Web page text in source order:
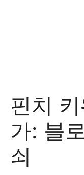
핀치
가: 블
쇠